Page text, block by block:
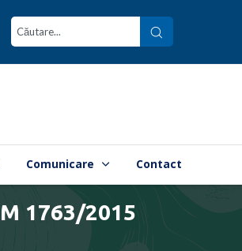
Comunicare Contact
1763/2015